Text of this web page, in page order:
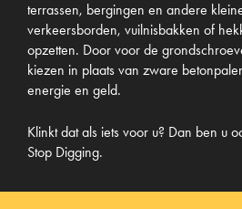
terrassen, bergingen en andere
verkeersborden, vuilnisbakken of
opzetten. Door voor de
kiezen in plaats van zware
energie en geld.
Klinkt dat als iets voor u? Dan ben u
Stop Digging.